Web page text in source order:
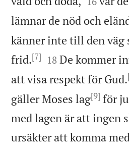
lämnar de nöd och
känner inte till den väg
frid.[7] 

18 De kommer
att visa respekt för Gud.
gäller Moses lag[9] för
med lagen är att ingen
ursäkter att komma